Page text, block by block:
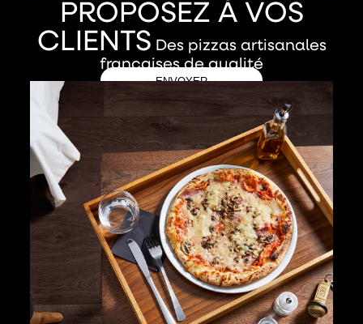
PROPOSEZ À VOS
CLIENTS Des pizzas artisanales
françaises de qualité